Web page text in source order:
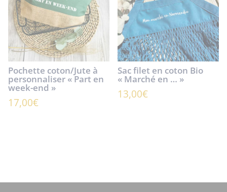
Pochette coton/Jute à
personnaliser « Part en
week-end »
17,00€
Sac filet en coton Bio
« Marché en … »
13,00€